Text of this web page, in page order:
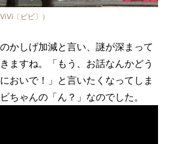
〔ビビ〕）
かしげ加減と言い、謎が深まって
ますね。「もう、お話なんかどう
おいで！」と言いたくなってしま
ちゃんの「ん？」なのでした。